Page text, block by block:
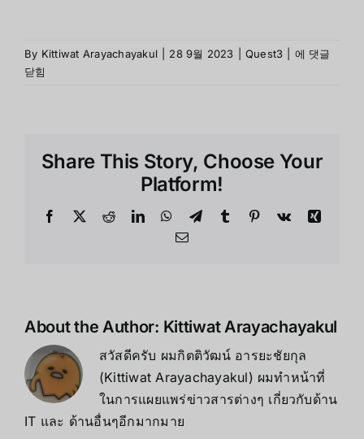
By Kittiwat Arayachayakul 28 9월 2023 Quest3
Meta
อะไร
에 댓글
닫힘
Share This Story, Choose Your
Platform!
Facebook
X RedditLinkedInWhatsApp
TelegramTumblr Pinterest
Vk
Xing
Email
About the Author: Kittiwat Arayachayakul
สวัสดีครับ ผมกิตติวัฒน์ อารยะชัยกุล
(Kittiwat Arayachayakul) ผมทำหน้าที่
ในการแผยแพร่ข่าวสารต่างๆ เกี่ยวกับด้าน
IT และ ด้านอื่นๆอีกมากมาย